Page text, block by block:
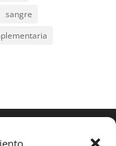
sangre